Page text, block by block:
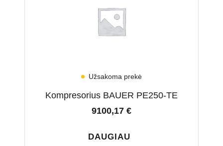
Užsakoma prekė
Kompresorius BAUER PE250-TE
9100,17 €
DAUGIAU